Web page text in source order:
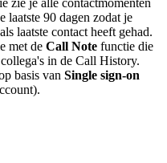
laatste 90 dagen zodat je
laatste contact heeft gehad.
met de Call Note functie die
in de Call History.
basis van Single sign-on